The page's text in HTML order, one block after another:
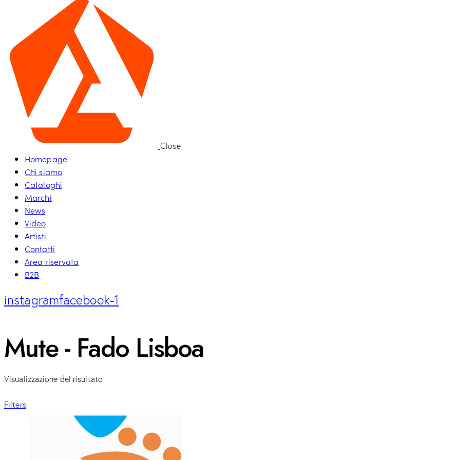
Close
Homepage
Chi siamo
Cataloghi
Marchi
News
Video
Artisti
Contatti
Area riservata
B2B
instagramfacebook-1
Mute - Fado Lisboa
Visualizzazione del risultato
Filters